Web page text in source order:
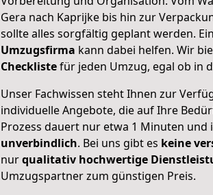
Gera nach Kaprijke bis hin zur
sollte alles sorgfältig geplant werden.
Umzugsfirma kann dabei helfen. Wir
Checklistefür jeden Umzug, egal ob in
Unser Fachwissen steht Ihnen zur
individuelle Angebote, die auf Ihre
Prozess dauert nur etwa 1 Minuten und
unverbindlich. Bei uns gibt es keine
nurqualitativ hochwertige
Umzugspartner zum günstigen Preis.